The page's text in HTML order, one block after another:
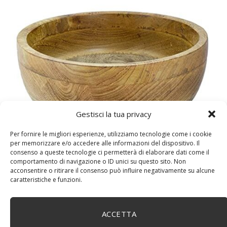
Gestisci la tua privacy
Per fornire le migliori esperienze, utilizziamo tecnologie come i cookie
per memorizzare e/o accedere alle informazioni del dispositivo. Il
consenso a queste tecnologie ci permetterà di elaborare dati come il
comportamento di navigazione o ID unici su questo sito. Non
acconsentire o ritirare il consenso può influire negativamente su alcune
caratteristiche e funzioni.
ACCETTA
DM House Insalatiera grande in legno di mango, XXL,
senza vernice artificiale. Fatto a mano, stile e design
unici.